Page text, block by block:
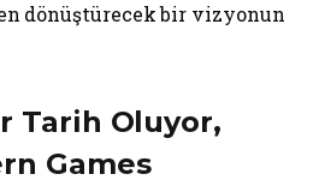
dönüştürecek bir vizyonun
Tarih Oluyor,
Games